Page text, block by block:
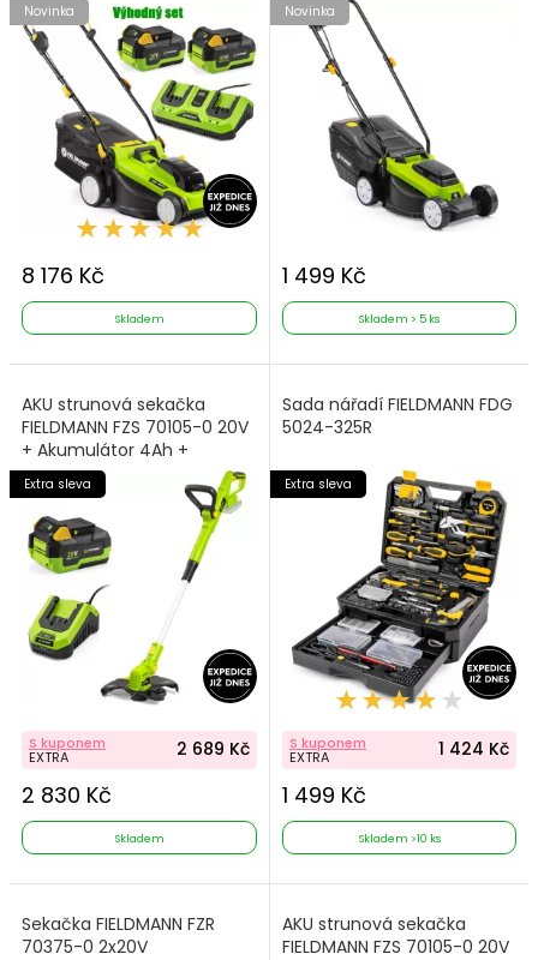
Novinka
8 176 Kč
Skladem
Novinka
1 499 Kč
Skladem > 5 ks
AKU strunová sekačka
FIELDMANN FZS 70105-0 20V
+ Akumulátor 4Ah +
Nabíječka
Extra sleva
S kuponem
EXTRA 2 689 Kč
2 830 Kč
Skladem
Sada nářadí FIELDMANN FDG
5024-325R
Extra sleva
S kuponem
EXTRA 1 424 Kč
1 499 Kč
Skladem >10 ks
Sekačka FIELDMANN FZR
70375-0 2x20V
AKU strunová sekačka
FIELDMANN FZS 70105-0 20V